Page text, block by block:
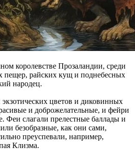
королевстве Прозаландии, среди
пещер, райских кущ и поднебесных
народец.
цветов и диковинных
и доброжелательные, и фейри
слагали прелестные баллады и
безобразные, как они сами,
преуспевали, например,
Клизма.